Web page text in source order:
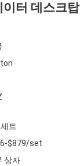
터 데스크탑
트
$879/set
상자